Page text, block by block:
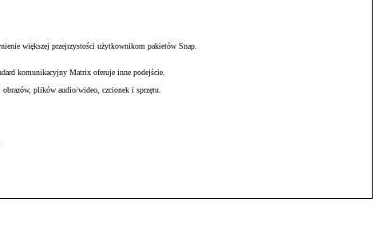
większej przejrzystości użytkownikom pakietów Snap.
komunikacyjny Matrix oferuje inne podejście.
plików audio/wideo, czcionek i sprzętu.